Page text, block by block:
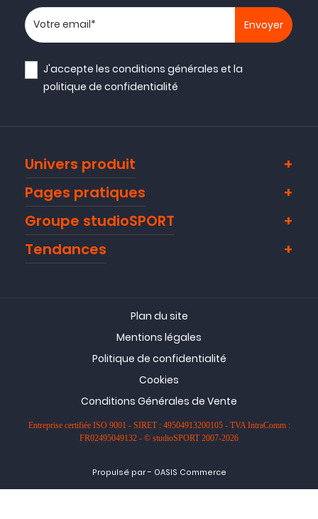
Votre adresse email
J'accepte lesconditions générales et la
politique de confidentialité
Univers produit
Pages pratiques
Groupe studioSPORT
Tendances
Plan du site
Mentions légales
Politique de confidentialité
Cookies
Conditions Générales de Vente
Entreprise certifiée ISO 9001 - SIRET : 49504913200105 - TVA IntraComm :
FR02495049132 - © studioSPORT 2007-2026
Propulsé par- OASIS Commerce